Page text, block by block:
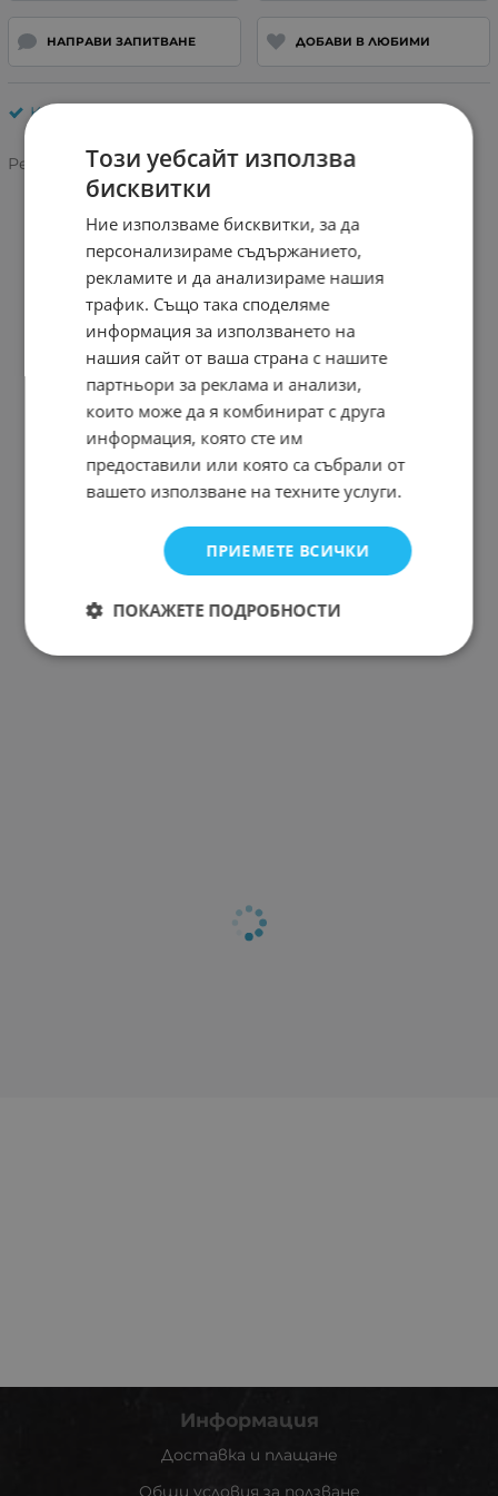
НАПРАВИ ЗАПИТВАНЕ ДОБАВИ В ЛЮБИМИ
Камери за видеонаблюдение
Рейтинг:
Информация
Доставка и плащане
Общи условия за ползване
Този уебсайт използва
бисквитки
Ние използваме бисквитки, за да
персонализираме съдържанието,
рекламите и да анализираме нашия
трафик. Също така споделяме
информация за използването на
нашия сайт от ваша страна с нашите
партньори за реклама и анализи,
които може да я комбинират с друга
информация, която сте им
предоставили или която са събрали от
вашето използване на техните услуги.
ПРИЕМЕТЕ ВСИЧКИ
ПОКАЖЕТЕ ПОДРОБНОСТИ